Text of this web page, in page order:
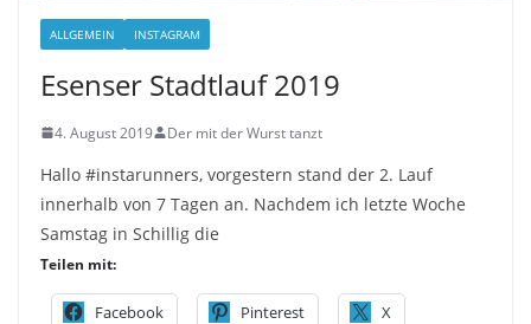
ALLGEMEIN INSTAGRAM
Esenser Stadtlauf 2019
4. August 2019 Der mit der Wurst tanzt
Hallo #instarunners, vorgestern stand der 2. Lauf
innerhalb von 7 Tagen an. Nachdem ich letzte Woche
Samstag in Schillig die
Teilen mit:
Facebook Pinterest X